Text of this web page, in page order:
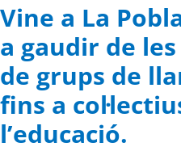
Vine a La
a gaudir de
de grups de
fins a
l’educació.